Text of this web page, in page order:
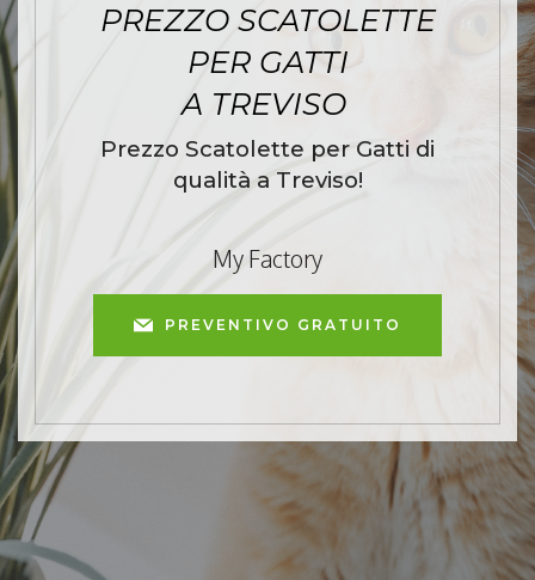
PREZZO SCATOLETTE
PER GATTI
A TREVISO
Prezzo Scatolette per Gatti di
qualità a Treviso!
My Factory
PREVENTIVO GRATUITO